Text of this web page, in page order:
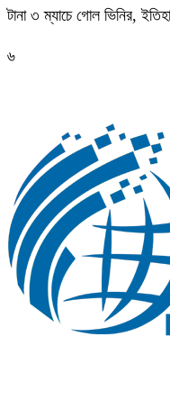
টানা ৩ ম্যাচে গোল ভিনির,
৬